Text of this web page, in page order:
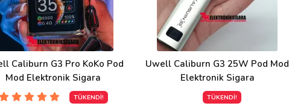
aynı ürünü söyledim 3 ay önce g2 gönderdiler iade bile edemedim.
Caliburn G3 Pro KoKo Pod
Mod Elektronik Sigara
TÜKENDİ!
Uwell Caliburn G3 25W Pod Mod
Elektronik Sigara
TÜKENDİ!